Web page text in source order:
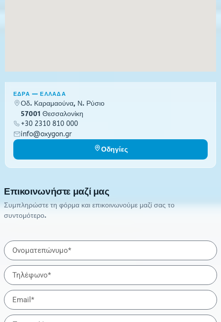
ΕΔΡΑ — ΕΛΛΑΔΑ
Οδ. Καραμαούνα, Ν. Ρύσιο
57001 Θεσσαλονίκη
+30 2310 810 000
info@oxygon.gr
Οδηγίες
Επικοινωνήστε μαζί μας
Συμπληρώστε τη φόρμα και επικοινωνούμε μαζί σας το
συντομότερο.